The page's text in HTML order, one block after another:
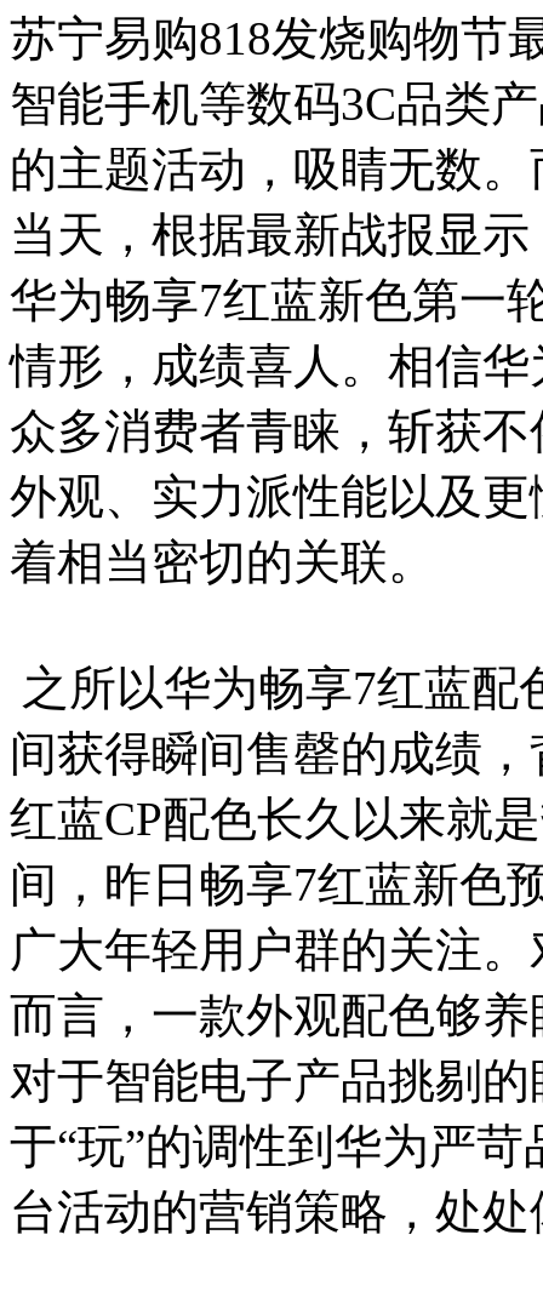
苏宁易购818发烧购物节
智能手机等数码3C品类
的主题活动，吸睛无数
当天，根据最新战报显
华为畅享7红蓝新色第一
情形，成绩喜人。相信
众多消费者青睐，斩获
外观、实力派性能以及
着相当密切的关联。
之所以华为畅享7红蓝
间获得瞬间售罄的成绩
红蓝CP配色长久以来就
间，昨日畅享7红蓝新色
广大年轻用户群的关注
而言，一款外观配色够
对于智能电子产品挑剔
于“玩”的调性到华为严
台活动的营销策略，处